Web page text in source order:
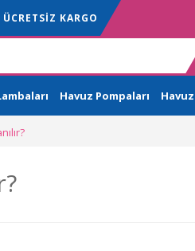
KARGO
Havuz Pompaları